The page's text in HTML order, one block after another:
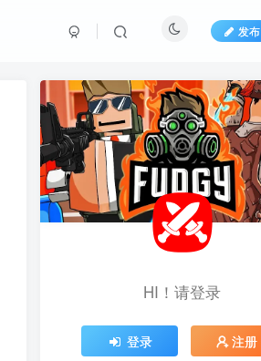
发布
HI！请登录
登录 注册
HI！请登录
登录 注册
推荐开通钻石会员下载更优惠！